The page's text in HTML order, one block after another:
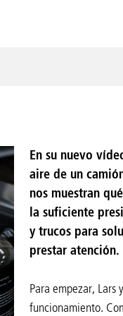
En su nuevo
aire de un
nos muestran
la suficiente
y trucos para
prestar atención.
Para empezar, Lars
funcionamiento.